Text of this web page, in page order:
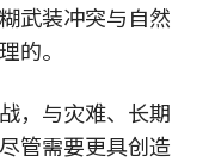
武装冲突与自然
的。
，与灾难、长期
管需要更具创造